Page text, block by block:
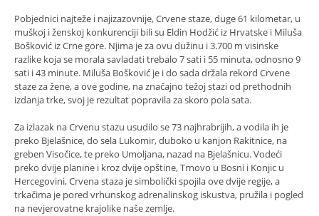
Pobjednici najteže i najizazovnije, Crvene staze, duge 61 kilometar, u
muškoj i ženskoj konkurenciji bili su Eldin Hodžić iz Hrvatske i Miluša
Bošković iz Crne gore. Njima je za ovu dužinu i 3.700 m visinske
razlike koja se morala savladati trebalo 7 sati i 55 minuta, odnosno 9
sati i 43 minute. Miluša Bošković je i do sada držala rekord Crvene
staze za žene, a ove godine, na značajno težoj stazi od prethodnih
izdanja trke, svoj je rezultat popravila za skoro pola sata.
Za izlazak na Crvenu stazu usudilo se 73 najhrabrijih, a vodila ih je
preko Bjelašnice, do sela Lukomir, duboko u kanjon Rakitnice, na
greben Visočice, te preko Umoljana, nazad na Bjelašnicu. Vodeći
preko dvije planine i kroz dvije opštine, Trnovo u Bosni i Konjic u
Hercegovini, Crvena staza je simbolički spojila ove dvije regije, a
trkačima je pored vrhunskog adrenalinskog iskustva, pružila i pogled
na nevjerovatne krajolike naše zemlje.